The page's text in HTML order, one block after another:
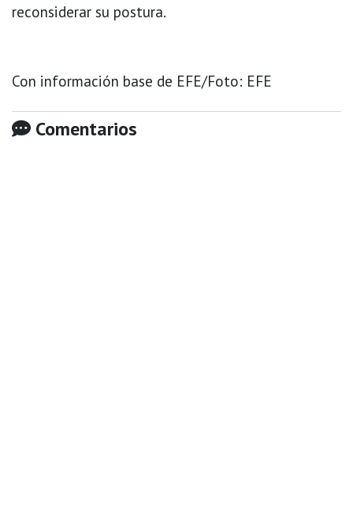
reconsiderar su postura.
Con información base de EFE/Foto: EFE
Comentarios